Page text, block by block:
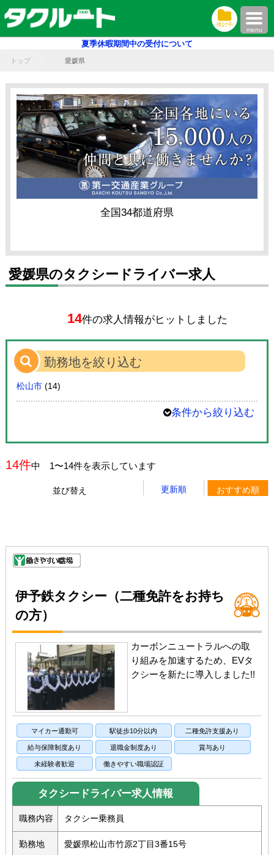
検討中
menu
夏季休暇期間中の受付について
トップ 愛媛県
全国34都道府県
愛媛県のタクシードライバー求人
14件の求人情報がヒットしました
勤務地を絞り込む
松山市 (14)
条件から絞り込む
14件中 1〜14件を表示しています
並び替え 更新順 おすすめ順
伊予鉄タクシー（二種免許をお持ち
の方）
カーボンニュートラルへの取
り組みを加速するため、EVタ
クシーを新たに導入しました!!
マイカー通勤可 駅徒歩10分以内 二種免許支援あり
給与保障制度あり 退職金制度あり 賞与あり
未経験者歓迎 働きやすい職場認証
タクシードライバー求人情報
職務内容 タクシー乗務員
勤務地 愛媛県松山市竹原2丁目3番15号